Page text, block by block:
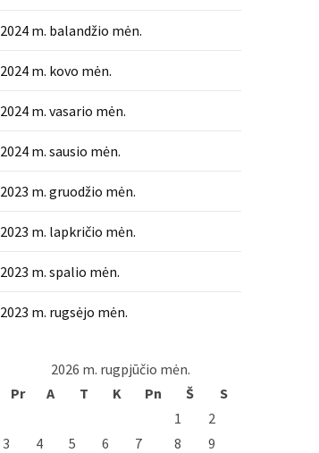
2024 m. balandžio mėn.
2024 m. kovo mėn.
2024 m. vasario mėn.
2024 m. sausio mėn.
2023 m. gruodžio mėn.
2023 m. lapkričio mėn.
2023 m. spalio mėn.
2023 m. rugsėjo mėn.
2026 m. rugpjūčio mėn.
Pr
A T K Pn Š
S
1
2
3
4 5 6 7 8
9